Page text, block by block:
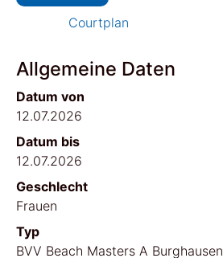
Courtplan
Allgemeine Daten
Datum von
12.07.2026
Datum bis
12.07.2026
Geschlecht
Frauen
Typ
BVV Beach Masters A Burghausen